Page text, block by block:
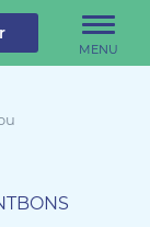
MENU